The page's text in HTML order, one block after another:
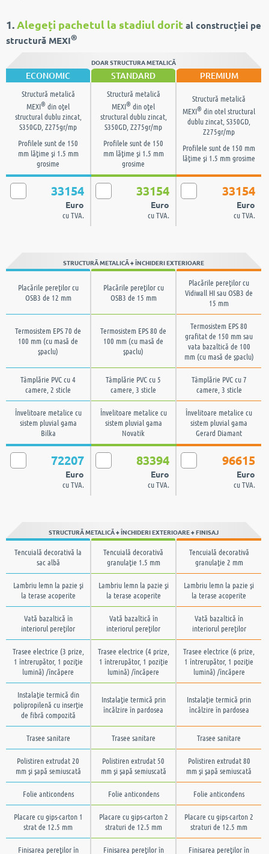
1.Alegeți pachetul la stadiul dorit al construcției pe
structură MEXI®
DOAR STRUCTURA METALICĂ
ECONOMIC STANDARD PREMIUM
Structură metalică
MEXI® din oţel
structural dublu zincat,
S350GD, Z275gr/mp
Profilele sunt de 150
mm lăţime şi 1.5 mm
grosime
Structură metalică
MEXI® din oţel
structural dublu zincat,
S350GD, Z275gr/mp
Profilele sunt de 150
mm lăţime şi 1.5 mm
grosime
Structură metalică
MEXI® din otel structural
dublu zincat, S350GD,
Z275gr/mp
Profilele sunt de 150 mm
lăţime şi 1.5 mm grosime
33154
Euro
cu TVA.
33154
Euro
cu TVA.
33154
Euro
cu TVA.
STRUCTURĂ METALICĂ + ÎNCHIDERI EXTERIOARE
Placările pereţilor cu
OSB3 de 12 mm
Placările pereţilor cu
OSB3 de 15 mm
Placările pereţilor cu
Vidiwall HI sau OSB3 de
15 mm
Termosistem EPS 70 de
100 mm (cu masă de
şpaclu)
Termosistem EPS 80 de
100 mm (cu masă de
şpaclu)
Termosistem EPS 80
grafitat de 150 mm sau
vata bazaltică de 100
mm (cu masă de şpaclu)
Tâmplărie PVC cu 4
camere, 2 sticle
Tâmplărie PVC cu 5
camere, 3 sticle
Tâmplărie PVC cu 7
camere, 3 sticle
Învelitoare metalice cu
sistem pluvial gama
Bilka
Învelitoare metalice cu
sistem pluvial gama
Novatik
Învelitoare metalice cu
sistem pluvial gama
Gerard Diamant
72207
Euro
cu TVA.
83394
Euro
cu TVA.
96615
Euro
cu TVA.
STRUCTURĂ METALICĂ + ÎNCHIDERI EXTERIOARE + FINISAJ
Tencuială decorativă la
sac albă
Tencuială decorativă
granulaţie 1.5 mm
Tencuială decorativă
granulaţie 2 mm
Lambriu lemn la pazie şi
la terase acoperite
Lambriu lemn la pazie şi
la terase acoperite
Lambriu lemn la pazie şi
la terase acoperite
Vată bazaltică în
interiorul pereţilor
Vată bazaltică în
interiorul pereţilor
Vată bazaltică în
interiorul pereţilor
Trasee electrice (3 prize,
1 întrerupător, 1 poziţie
lumină) /încăpere
Trasee electrice (4 prize,
1 întrerupător, 1 poziţie
lumină) /încăpere
Trasee electrice (6 prize,
1 întrerupător, 1 poziţie
lumină) /încăpere
Instalaţie termică din
polipropilenă cu inserţie
de fibră compozită
Instalaţie termică prin
încălzire în pardosea
Instalaţie termică prin
încălzire în pardosea
Trasee sanitare Trasee sanitare Trasee sanitare
Polistiren extrudat 20
mm şi şapă semiuscată
Polistiren extrudat 50
mm şi şapă semiuscată
Polistiren extrudat 80
mm şi şapă semiuscată
Folie anticondens Folie anticondens Folie anticondens
Placare cu gips-carton 1
strat de 12.5 mm
Placare cu gips-carton 2
straturi de 12.5 mm
Placare cu gips-carton 2
straturi de 12.5 mm
Finisarea pereţilor în Finisarea pereţilor în Finisarea pereţilor în